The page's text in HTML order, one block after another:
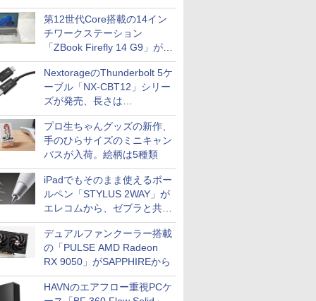
は？【8月7日(金)22時配信】
第12世代Core搭載の14イン
チワークステーション
「ZBook Firefly 14 G9」が
79,800円！秋葉原で中古PC
セール
NextorageのThunderbolt 5ケ
ーブル「NX-CBT12」シリー
ズが発売、長さは
30cm/50cm/1mの3種類
プロ生ちゃんグッズの新作、
手のひらサイズのミニキャン
バスが入荷。絵柄は5種類
iPadでもそのまま使えるボー
ルペン「STYLUS 2WAY」が
エレコムから、ゼブラと共同
開発
デュアルファンクーラー搭載
の「PULSE AMD Radeon
RX 9050」がSAPPHIREから
HAVNのエアフロー重視PCケ